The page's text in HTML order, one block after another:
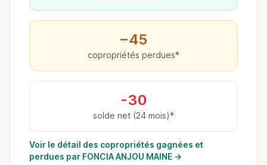
−45
copropriétés perdues*
-30
solde net (24 mois)*
Voir le détail des copropriétés gagnées et
perdues par FONCIA ANJOU MAINE →